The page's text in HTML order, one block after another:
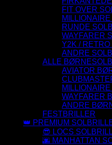
FIT OVER
RUNDE
WAYFARER
Y2K /
ANDRE
ALLE
AVIATOR
WAYFARER
ANDRE
FESTBRILLER
👑 PREMIUM
😎 LOCS
🌆 MANHATTAN